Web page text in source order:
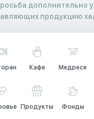
дополнительно
продукцию
Кафе Медресе
Продукты Фонды